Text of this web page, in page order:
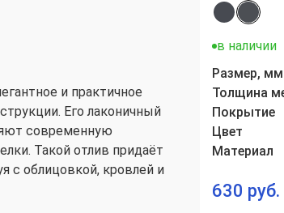
в наличии
Размер, мм
Толщина
Покрытие
Цвет
Материал
630 руб.
и практичное
Его лаконичный
современную
Такой отлив придаёт
с облицовкой, кровлей и